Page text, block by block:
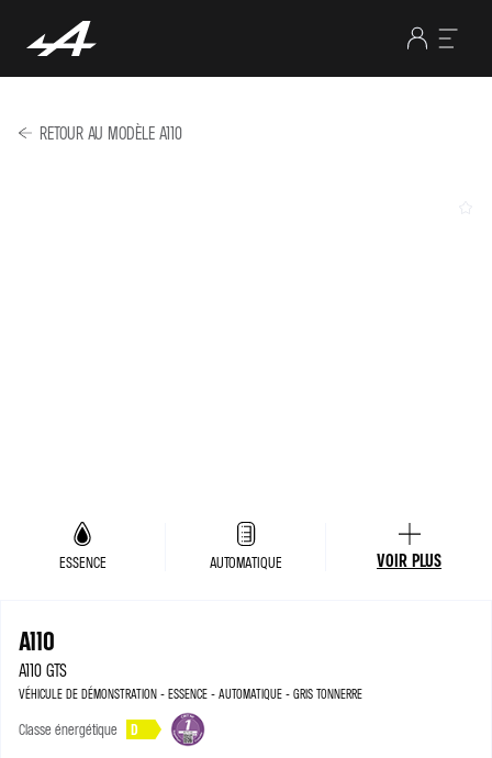
RETOUR AU MODÈLE A110
ESSENCE AUTOMATIQUE VOIR PLUS
A110
A110 GTS
VÉHICULE DE DÉMONSTRATION - ESSENCE - AUTOMATIQUE - GRIS TONNERRE
Classe énergétique D